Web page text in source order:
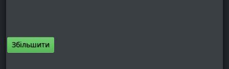
Збільшити